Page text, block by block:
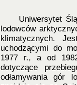
Uniwersytet
lodowców
klimatycznych.
uchodzącymi do
1977 r., a od
dotyczące
odłamywania gór